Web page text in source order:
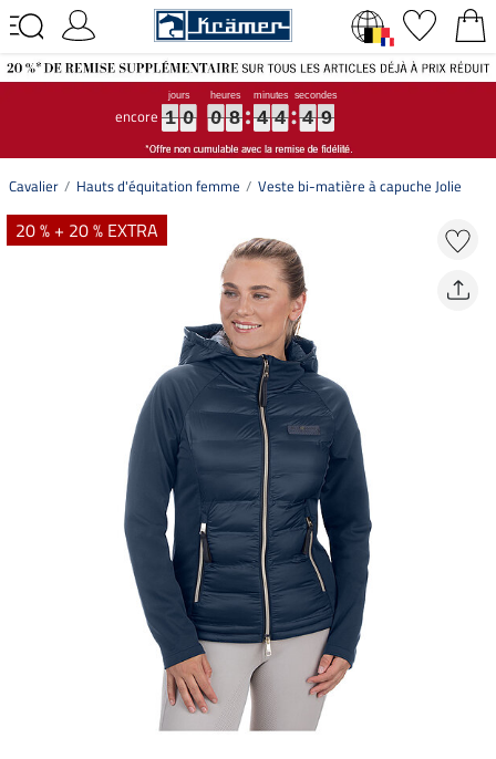
encore 1
1
1
1 0
0
0
0 0
0
0
0 8
8
8
8 4
4
4
4 4
4
4
4 4
4
4
4 8
9
8
9
Cavalier Hauts d'équitation femme Veste bi-matière à capuche Jolie
20 % + 20 % EXTRA